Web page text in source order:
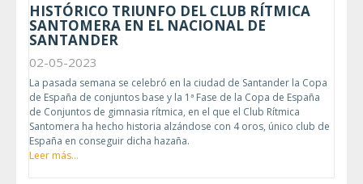
HISTÓRICO TRIUNFO DEL CLUB RÍTMICA
SANTOMERA EN EL NACIONAL DE
SANTANDER
02-05-2023
La pasada semana se celebró en la ciudad de Santander la Copa
de España de conjuntos base y la 1ª Fase de la Copa de España
de Conjuntos de gimnasia rítmica, en el que el Club Rítmica
Santomera ha hecho historia alzándose con 4 oros, único club de
España en conseguir dicha hazaña.
Leer más...